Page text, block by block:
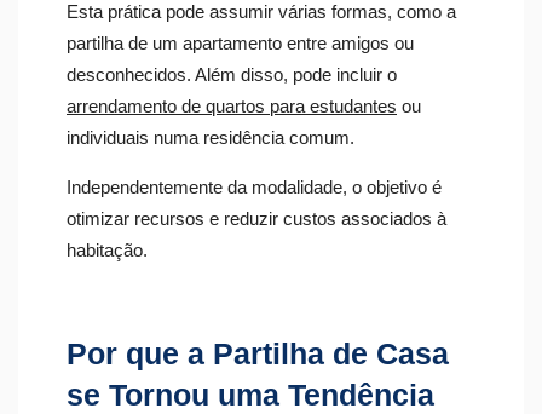
Esta prática pode assumir várias formas, como a
partilha de um apartamento entre amigos ou
desconhecidos. Além disso, pode incluir o
arrendamento de quartos para estudantes ou
individuais numa residência comum.
Independentemente da modalidade, o objetivo é
otimizar recursos e reduzir custos associados à
habitação.
Por que a Partilha de Casa
se Tornou uma Tendência